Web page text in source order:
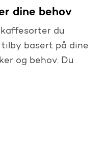
dine behov
du
basert på dine
og behov. Du